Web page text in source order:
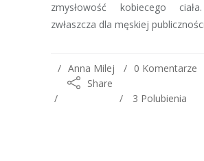
zmysłowość kobiecego
zwłaszcza dla męskiej
Anna Milej
0 Komentarze
Share
3 Polubienia